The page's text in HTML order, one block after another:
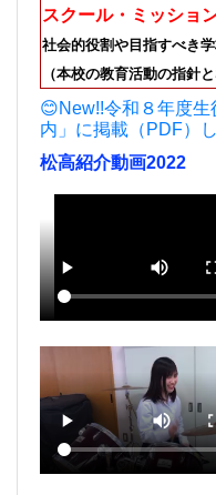
スクール・ミッショ
社会的役割や目指すべき学
（本校の教育活動の指針
😊New!!令和８年度
内」に掲載（PDF）し
松高紹介動画2022